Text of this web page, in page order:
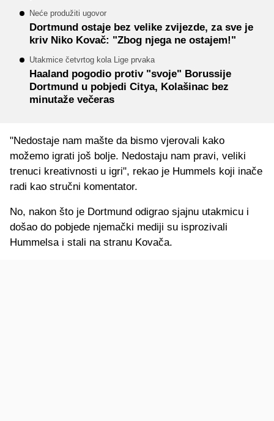
Neće produžiti ugovor
Dortmund ostaje bez velike zvijezde, za sve je
kriv Niko Kovač: "Zbog njega ne ostajem!"
Utakmice četvrtog kola Lige prvaka
Haaland pogodio protiv "svoje" Borussije
Dortmund u pobjedi Citya, Kolašinac bez
minutaže večeras
"Nedostaje nam mašte da bismo vjerovali kako
možemo igrati još bolje. Nedostaju nam pravi, veliki
trenuci kreativnosti u igri", rekao je Hummels koji inače
radi kao stručni komentator.
No, nakon što je Dortmund odigrao sjajnu utakmicu i
došao do pobjede njemački mediji su isprozivali
Hummelsa i stali na stranu Kovača.